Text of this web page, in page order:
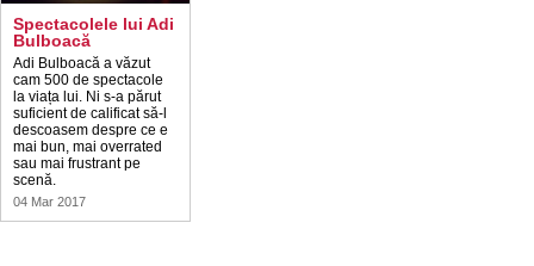
Spectacolele lui Adi
Bulboacă
Adi Bulboacă a văzut
cam 500 de spectacole
la viața lui. Ni s-a părut
suficient de calificat să-l
descoasem despre ce e
mai bun, mai overrated
sau mai frustrant pe
scenă.
04 Mar 2017